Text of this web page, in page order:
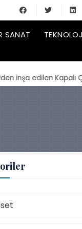
SANAT
Kapalı Çarşı'nın